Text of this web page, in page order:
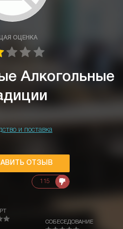
ОЦЕНКА
Алкогольные
и поставка
ОТЗЫВ
115
СОБЕСЕДОВАНИЕ